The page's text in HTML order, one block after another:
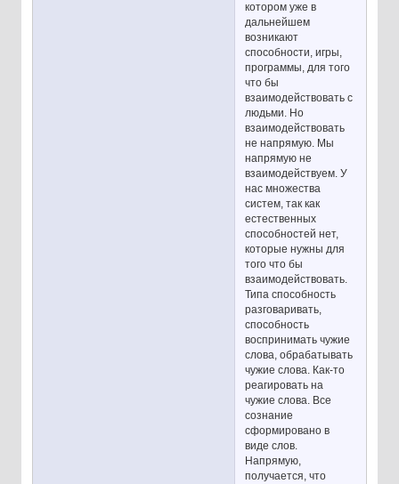
котором уже в
дальнейшем
возникают
способности, игры,
программы, для того
что бы
взаимодействовать с
людьми. Но
взаимодействовать
не напрямую. Мы
напрямую не
взаимодействуем. У
нас множества
систем, так как
естественных
способностей нет,
которые нужны для
того что бы
взаимодействовать.
Типа способность
разговаривать,
способность
воспринимать чужие
слова, обрабатывать
чужие слова. Как-то
реагировать на
чужие слова. Все
сознание
сформировано в
виде слов.
Напрямую,
получается, что